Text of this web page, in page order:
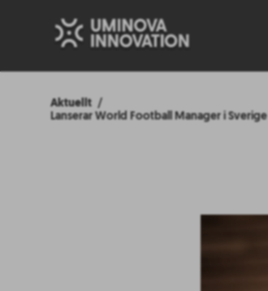
Aktuellt
Lanserar World Football Manager i Sverige